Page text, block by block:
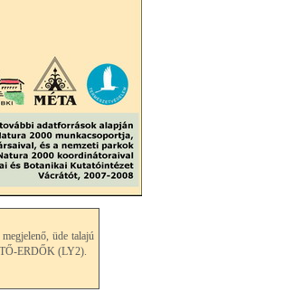
üde talajú
ERDŐK (LY2).